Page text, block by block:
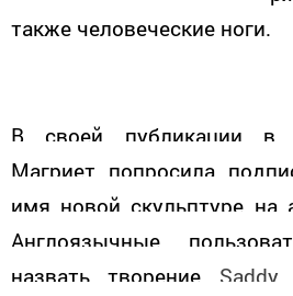
также человеческие ноги.
В своей публикации в
Магриет попросила
имя новой скульптуре на
Англоязычные
назвать творение Saddy